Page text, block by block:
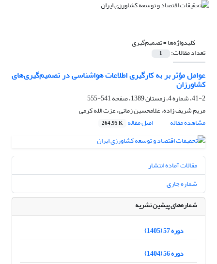
کلیدواژه‌ها =تصمیم‌گیری
تعداد مقالات: 1
عوامل مؤثر بر به کارگیری اطلاعات هواشناسی در تصمیم‌گیری‌های
کشاورزان
41-2، شماره 4، زمستان 1389، صفحه
541-555
مریم شریف زاده، غلامحسین زمانی، عزت الله کرمی
مشاهده مقاله
اصل مقاله 264.95 K
مقالات آماده انتشار
شماره جاری
شماره‌های پیشین نشریه
دوره 57 (1405)
دوره 56 (1404)